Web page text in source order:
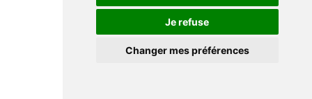
Je refuse
Changer mes préférences